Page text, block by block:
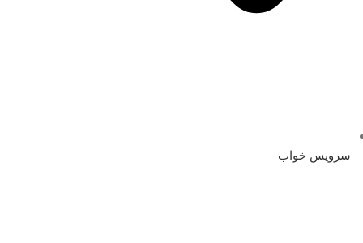
سرویس خواب